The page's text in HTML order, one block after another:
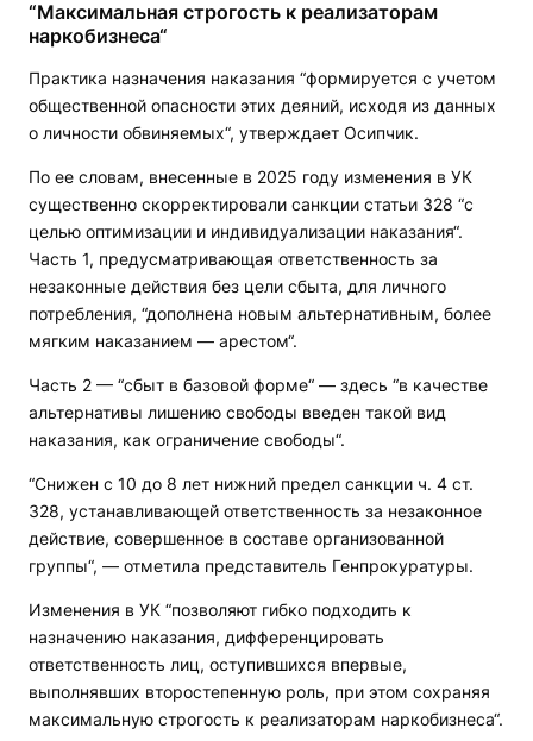
“Максимальная строгость к реализаторам
наркобизнеса“
Практика назначения наказания “формируется с учетом
общественной опасности этих деяний, исходя из данных
о личности обвиняемых“, утверждает Осипчик.
По ее словам, внесенные в 2025 году изменения в УК
существенно скорректировали санкции статьи 328 “с
целью оптимизации и индивидуализации наказания“.
Часть 1, предусматривающая ответственность за
незаконные действия без цели сбыта, для личного
потребления, “дополнена новым альтернативным, более
мягким наказанием — арестом“.
Часть 2 — “сбыт в базовой форме“ — здесь “в качестве
альтернативы лишению свободы введен такой вид
наказания, как ограничение свободы“.
“Снижен с 10 до 8 лет нижний предел санкции ч. 4 ст.
328, устанавливающей ответственность за незаконное
действие, совершенное в составе организованной
группы“, — отметила представитель Генпрокуратуры.
Изменения в УК “позволяют гибко подходить к
назначению наказания, дифференцировать
ответственность лиц, оступившихся впервые,
выполнявших второстепенную роль, при этом сохраняя
максимальную строгость к реализаторам наркобизнеса“.